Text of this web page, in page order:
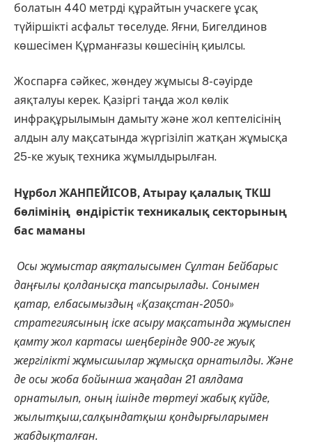
болатын 440 метрді құрайтын учаскеге ұсақ
түйіршікті асфальт төселуде. Яғни, Бигелдинов
көшесімен Құрманғазы көшесінің қиылсы.
Жоспарға сәйкес, жөндеу жұмысы 8-сәуірде
аяқталуы керек. Қазіргі таңда жол көлік
инфрақұрылымын дамыту және жол кептелісінің
алдын алу мақсатында жүргізіліп жатқан жұмысқа
25-ке жуық техника жұмылдырылған.
Нұрбол ЖАНПЕЙІСОВ, Атырау қалалық ТКШ
бөлімінің өндірістік техникалық секторының
бас маманы
Осы жұмыстар аяқталысымен Сұлтан Бейбарыс
даңғылы қолданысқа тапсырылады. Сонымен
қатар, елбасымыздың «Қазақстан-2050»
стратегиясының іске асыру мақсатында жұмыспен
қамту жол картасы шеңберінде 900-ге жуық
жергілікті жұмысшылар жұмысқа орнатылды. Және
де осы жоба бойынша жаңадан 21 аялдама
орнатылып, оның ішінде төртеуі жабық күйде,
жылытқыш,салқындатқыш қондырғыларымен
жабдықталған.